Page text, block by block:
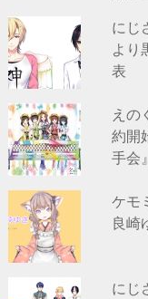
にじ
より
表
えの
約開
手会
ケモ
良崎
にじ